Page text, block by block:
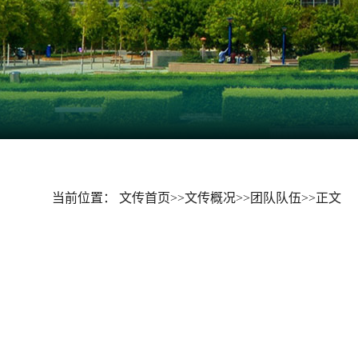
当前位置： 文传首页>>文传概况>>团队队伍>>正文